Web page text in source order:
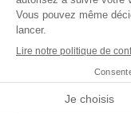
Ce KPI est
taux de churn
nombre de
reste
apporte à